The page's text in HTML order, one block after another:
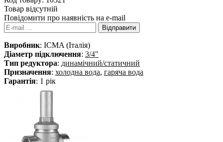
Товар відсутній
Повідомити про наявність на e-mail
Виробник: ICMA (Італія)
Діаметр підключення: 3/4"
Тип редуктора: динамічний/статичний
Призначення: холодна вода, гаряча вода
Гарантія: 1 рік